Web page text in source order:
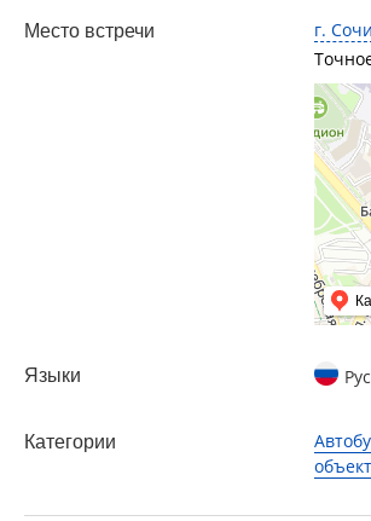
Место встречи
г. Сочи
Языки
Категории